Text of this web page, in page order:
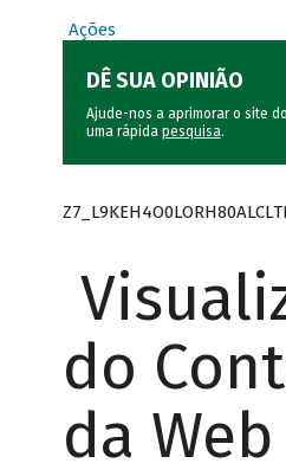
Ações
DÊ SUA OPINIÃO
Ajude-nos a aprimorar o site
uma rápida pesquisa.
do
da Web